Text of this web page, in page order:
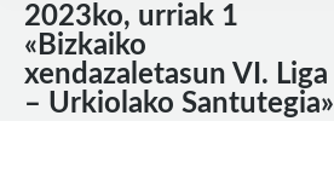
2023ko, urriak 1
«Bizkaiko
xendazaletasun VI. Liga
– Urkiolako Santutegia»